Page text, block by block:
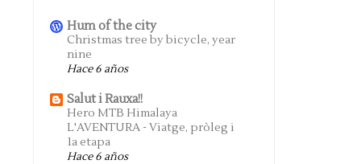
Hum of the city
Christmas tree by bicycle, year
nine
Hace 6 años
Salut i Rauxa!!
Hero MTB Himalaya
L'AVENTURA - Viatge, pròleg i
1a etapa
Hace 6 años